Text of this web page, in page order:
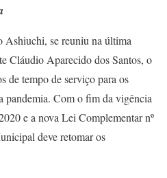
Ashiuchi, se reuniu na última
Cláudio Aparecido dos Santos, o
de tempo de serviço para os
pandemia. Com o fim da vigência
e a nova Lei Complementar nº
deve retomar os